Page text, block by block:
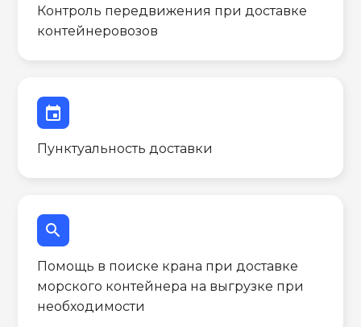
Контроль передвижения при доставке
контейнеровозов
event
Пунктуальность доставки
search
Помощь в поиске крана при доставке
морского контейнера на выгрузке при
необходимости